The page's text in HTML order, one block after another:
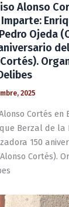
Alonso
Ojeda
2025
Cortés en
Berzal de la
150
Cortés).